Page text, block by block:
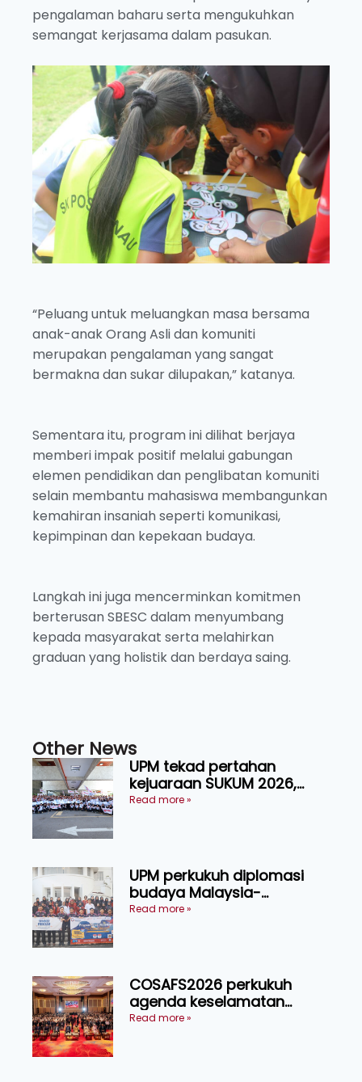
pengalaman baharu serta mengukuhkan
semangat kerjasama dalam pasukan.
“Peluang untuk meluangkan masa bersama
anak-anak Orang Asli dan komuniti
merupakan pengalaman yang sangat
bermakna dan sukar dilupakan,” katanya.
Sementara itu, program ini dilihat berjaya
memberi impak positif melalui gabungan
elemen pendidikan dan penglibatan komuniti
selain membantu mahasiswa membangunkan
kemahiran insaniah seperti komunikasi,
kepimpinan dan kepekaan budaya.
Langkah ini juga mencerminkan komitmen
berterusan SBESC dalam menyumbang
kepada masyarakat serta melahirkan
graduan yang holistik dan berdaya saing.
Other News
UPM tekad pertahan
kejuaraan SUKUM 2026,
sasar 16 pingat emas
Read more »
UPM perkukuh diplomasi
budaya Malaysia-
Indonesia melalui Narasi
Read more »
COSAFS2026 perkukuh
agenda keselamatan
makanan, AgriHub pacu
Read more »